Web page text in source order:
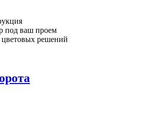
под ваш проем
решений